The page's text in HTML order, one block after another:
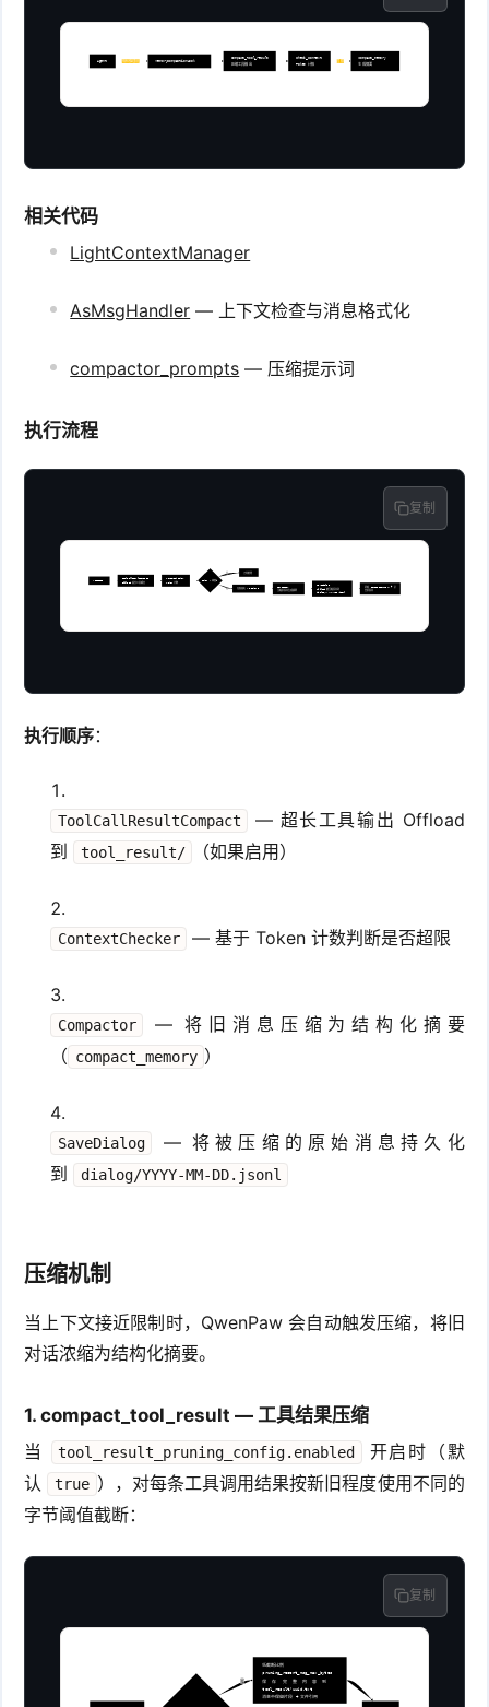
每轮推理前 超限
Agent MemoryCompactionHook
compact_tool_result
压缩工具输出
check_context
Token 计数
compact_memory
生成摘要
相关代码
LightContextManager
AsMsgHandler — 上下文检查与消息格式化
compactor_prompts — 压缩提示词
执行流程
复制
否
是
正常推理
保留最近 X% tokens
Offload 被压缩消息到
更新 compact_summary + 清
执行顺序：
ToolCallResultCompact
— 超长工具输出 Offload
到
tool_result/ （如果启用）
ContextChecker — 基于 Token 计数判断是否超限
Compactor
— 将旧消息压缩为结构化摘要
（ compact_memory ）
SaveDialog
— 将被压缩的原始消息持久化
到
dialog/YYYY-MM-DD.jsonl
压缩机制
当上下文接近限制时，QwenPaw 会自动触发压缩，将旧
对话浓缩为结构化摘要。
1. compact_tool_result — 工具结果压缩
当
tool_result_pruning_config.enabled
开启时（默
认
true ），对每条工具调用结果按新旧程度使用不同的
字节阈值截断：
复制
是
低截断比例
pruning_recent_msg_max_bytes
保存完整内容到
tool_result/uuid.txt
消息中保留片段 + 文件引用